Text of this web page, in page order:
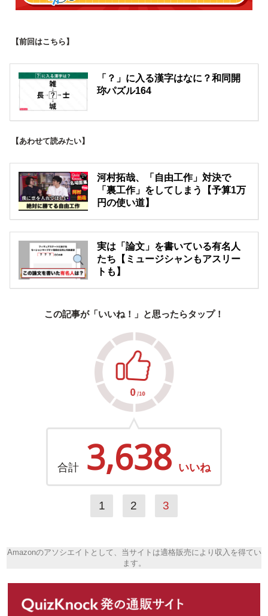
【前回はこちら】
「？」に入る漢字はなに？和同開
珎パズル164
【あわせて読みたい】
河村拓哉、「自由工作」対決で
「裏工作」をしてしまう【予算1万
円の使い道】
実は「論文」を書いている有名人
たち【ミュージシャンもアスリー
トも】
この記事が「いいね！」と思ったらタップ！
合計 3,638 いいね
1 2 3
Amazonのアソシエイトとして、当サイトは適格販売により収入を得てい
ます。